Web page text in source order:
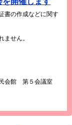
書の作成などに関す
せん。
会館 第５会議室